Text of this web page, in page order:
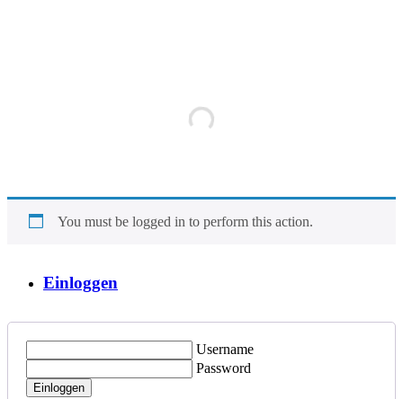
You must be logged in to perform this action.
Einloggen
Username
Password
Einloggen